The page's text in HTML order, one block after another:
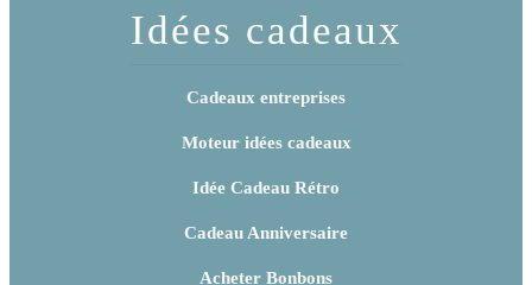
Idées cadeaux
Cadeaux entreprises
Moteur idées cadeaux
Idée Cadeau Rétro
Cadeau Anniversaire
Acheter Bonbons